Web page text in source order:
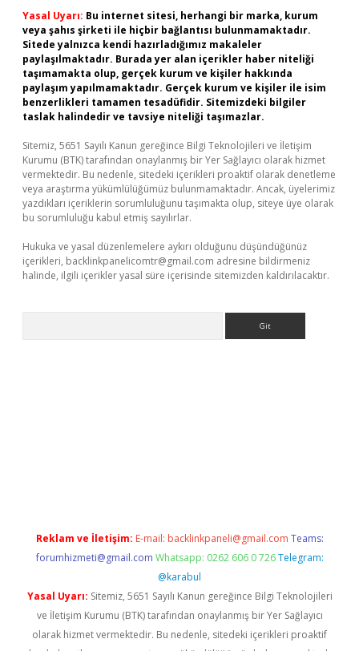
Yasal Uyarı: Bu internet sitesi, herhangi bir marka, kurum
veya şahıs şirketi ile hiçbir bağlantısı bulunmamaktadır.
Sitede yalnızca kendi hazırladığımız makaleler
paylaşılmaktadır. Burada yer alan içerikler haber niteliği
taşımamakta olup, gerçek kurum ve kişiler hakkında
paylaşım yapılmamaktadır. Gerçek kurum ve kişiler ile isim
benzerlikleri tamamen tesadüfidir. Sitemizdeki bilgiler
taslak halindedir ve tavsiye niteliği taşımazlar.
Sitemiz, 5651 Sayılı Kanun gereğince Bilgi Teknolojileri ve İletişim
Kurumu (BTK) tarafından onaylanmış bir Yer Sağlayıcı olarak hizmet
vermektedir. Bu nedenle, sitedeki içerikleri proaktif olarak denetleme
veya araştırma yükümlülüğümüz bulunmamaktadır. Ancak, üyelerimiz
yazdıkları içeriklerin sorumluluğunu taşımakta olup, siteye üye olarak
bu sorumluluğu kabul etmiş sayılırlar.
Hukuka ve yasal düzenlemelere aykırı olduğunu düşündüğünüz
içerikleri, backlinkpanelicomtr@gmail.com adresine bildirmeniz
halinde, ilgili içerikler yasal süre içerisinde sitemizden kaldırılacaktır.
Reklam ve İletişim: E-mail: backlinkpaneli@gmail.com Teams:
forumhizmeti@gmail.com Whatsapp: 0262 606 0 726 Telegram:
@karabul
Yasal Uyarı: Sitemiz, 5651 Sayılı Kanun gereğince Bilgi Teknolojileri
ve İletişim Kurumu (BTK) tarafından onaylanmış bir Yer Sağlayıcı
olarak hizmet vermektedir. Bu nedenle, sitedeki içerikleri proaktif